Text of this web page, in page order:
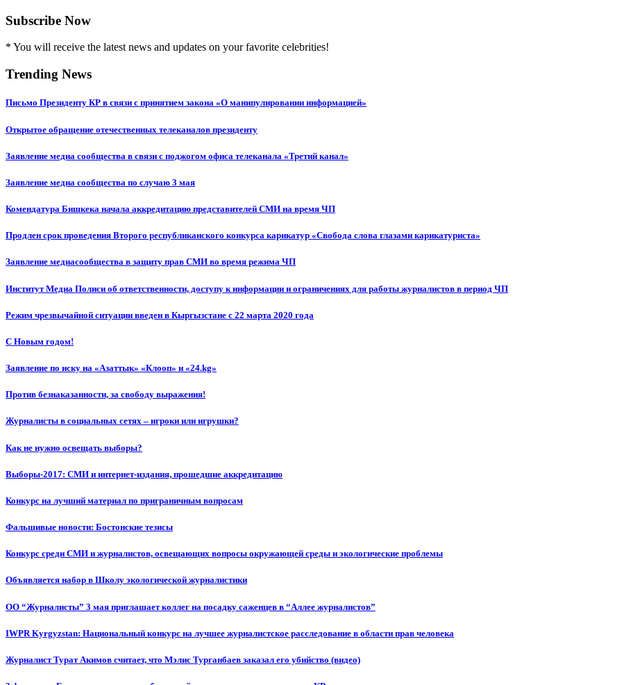
Subscribe Now
* You will receive the latest news and updates on your favorite celebrities!
Trending News
Письмо Президенту КР в связи с принятием закона «О манипулировании информацией»
Открытое обращение отечественных телеканалов президенту
Заявление медиа сообщества в связи с поджогом офиса телеканала «Третий канал»
Заявление медиа сообщества по случаю 3 мая
Комендатура Бишкека начала аккредитацию представителей СМИ на время ЧП
Продлен срок проведения Второго республиканского конкурса карикатур «Свобода слова глазами карикатуриста»
Заявление медиасообщества в защиту прав СМИ во время режима ЧП
Институт Медиа Полиси об ответственности, доступу к информации и ограничениях для работы журналистов в период ЧП
Режим чрезвычайной ситуации введен в Кыргызстане с 22 марта 2020 года
С Новым годом!
Заявление по иску на «Азаттык» «Клооп» и «24.kg»
Против безнаказанности, за свободу выражения!
Журналисты в социальных сетях – игроки или игрушки?
Как не нужно освещать выборы?
Выборы-2017: СМИ и интернет-издания, прошедшие аккредитацию
Конкурс на лучший материал по приграничным вопросам
Фальшивые новости: Бостонские тезисы
Конкурс среди СМИ и журналистов, освещающих вопросы окружающей среды и экологические проблемы
Объявляется набор в Школу экологической журналистики
ОО “Журналисты” 3 мая приглашает коллег на посадку саженцев в “Аллее журналистов”
IWPR Kyrgyzstan: Национальный конкурс на лучшее журналистское расследование в области прав человека
Журналист Турат Акимов считает, что Мэлис Турганбаев заказал его убийство (видео)